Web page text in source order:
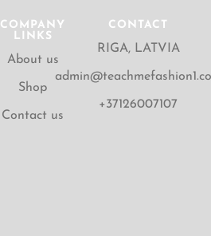
COMPANY
LINKS
About us
Shop
Contact us
CONTACT
RIGA, LATVIA
+37126007107